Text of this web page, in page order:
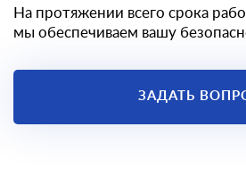
На протяжении всего срока
мы обеспечиваем вашу
ЗАДАТЬ